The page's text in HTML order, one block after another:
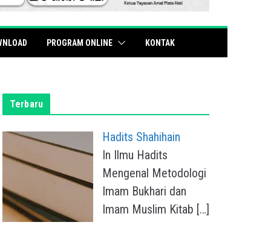
PROGRAM ONLINE KONTAK
Terbaru
Hadits Shahihain
In Ilmu Hadits
Mengenal Metodologi
Imam Bukhari dan
Imam Muslim Kitab […]